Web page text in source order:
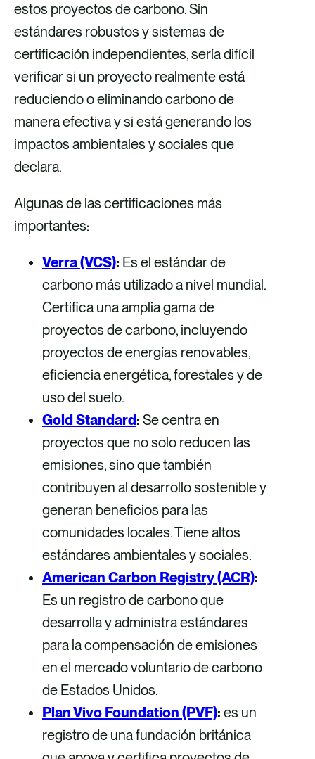
estos proyectos de carbono. Sin
estándares robustos y sistemas de
certificación independientes, sería difícil
verificar si un proyecto realmente está
reduciendo o eliminando carbono de
manera efectiva y si está generando los
impactos ambientales y sociales que
declara.
Algunas de las certificaciones más
importantes:
Verra (VCS): Es el estándar de
carbono más utilizado a nivel mundial.
Certifica una amplia gama de
proyectos de carbono, incluyendo
proyectos de energías renovables,
eficiencia energética, forestales y de
uso del suelo.
Gold Standard: Se centra en
proyectos que no solo reducen las
emisiones, sino que también
contribuyen al desarrollo sostenible y
generan beneficios para las
comunidades locales. Tiene altos
estándares ambientales y sociales.
American Carbon Registry (ACR):
Es un registro de carbono que
desarrolla y administra estándares
para la compensación de emisiones
en el mercado voluntario de carbono
de Estados Unidos.
Plan Vivo Foundation (PVF): es un
registro de una fundación británica